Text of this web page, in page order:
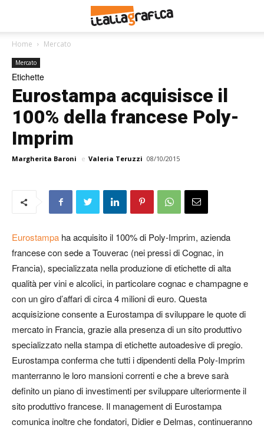
Home Mercato
Mercato
Etichette
Eurostampa acquisisce il
100% della francese Poly-
Imprim
Margherita Baroni e Valeria Teruzzi 08/10/2015
Eurostampa ha acquisito il 100% di Poly-Imprim, azienda
francese con sede a Touverac (nei pressi di Cognac, in
Francia), specializzata nella produzione di etichette di alta
qualità per vini e alcolici, in particolare cognac e champagne e
con un giro d’affari di circa 4 milioni di euro. Questa
acquisizione consente a Eurostampa di sviluppare le quote di
mercato in Francia, grazie alla presenza di un sito produttivo
specializzato nella stampa di etichette autoadesive di pregio.
Eurostampa conferma che tutti i dipendenti della Poly-Imprim
manterranno le loro mansioni correnti e che a breve sarà
definito un piano di investimenti per sviluppare ulteriormente il
sito produttivo francese. Il management di Eurostampa
comunica inoltre che fondatori, Didier e Delmas, continueranno